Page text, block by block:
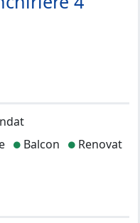
Balcon Renovat